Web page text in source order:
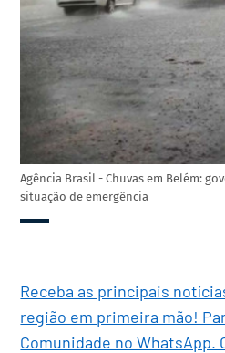
Agência Brasil - Chuvas em Belém:
situação de emergência
Receba as principais
região em primeira mão!
Comunidade no WhatsApp.